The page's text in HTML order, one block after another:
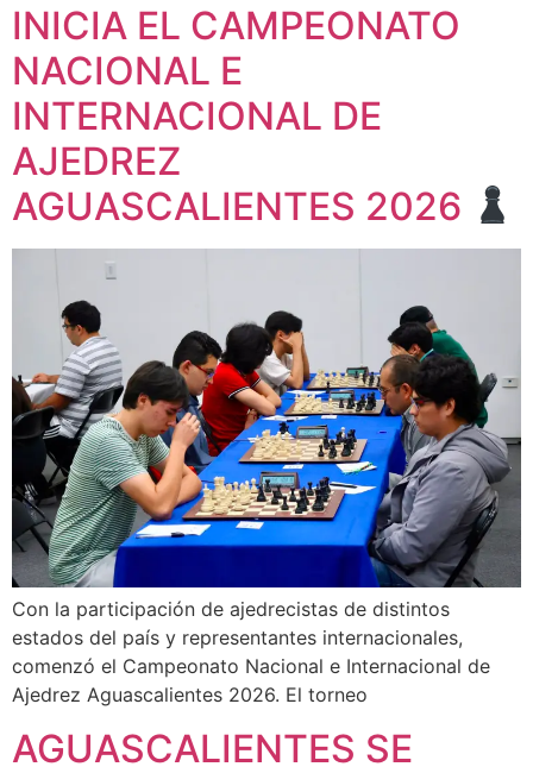
INICIA EL CAMPEONATO
NACIONAL E
INTERNACIONAL DE
AJEDREZ
AGUASCALIENTES 2026
Con la participación de ajedrecistas de distintos
estados del país y representantes internacionales,
comenzó el Campeonato Nacional e Internacional de
Ajedrez Aguascalientes 2026. El torneo
AGUASCALIENTES SE